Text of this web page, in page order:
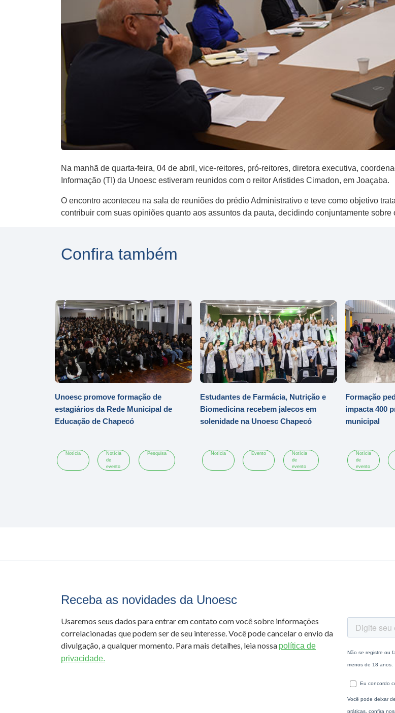
Na manhã de quarta-feira, 04 de abril, vice-reitores, pró-reitores, diretora executiva,
Informação (TI) da Unoesc estiveram reunidos com o reitor Aristides Cimadon, em Joaçaba.
O encontro aconteceu na sala de reuniões do prédio Administrativo e teve como objetivo
contribuir com suas opiniões quanto aos assuntos da pauta, decidindo conjuntamente
Confira também
Unoesc promove formação de
estagiários da Rede Municipal de
Educação de Chapecó
Notícia
Notícia
de
evento
Pesquisa
Estudantes de Farmácia, Nutrição e
Biomedicina recebem jalecos em
solenidade na Unoesc Chapecó
Notícia Evento
Notícia
de
evento
Formação
impacta 400
municipal
Notícia
de
evento
Receba as novidades da Unoesc
Usaremos seus dados para entrar em contato com você sobre informações
correlacionadas que podem ser de seu interesse. Você pode cancelar o envio da
divulgação, a qualquer momento. Para mais detalhes, leia nossa política de
privacidade.